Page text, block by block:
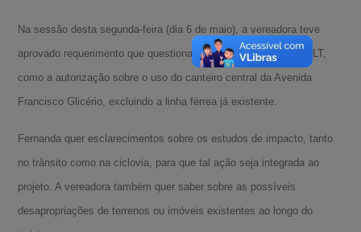
Na sessão desta segunda-feira (dia 6 de maio), a vereadora teve
aprovado requerimento que questiona aspectos do projeto do VLT,
como a autorização sobre o uso do canteiro central da Avenida
Francisco Glicério, excluindo a linha férrea já existente.
Fernanda quer esclarecimentos sobre os estudos de impacto, tanto
no trânsito como na ciclovia, para que tal ação seja integrada ao
projeto. A vereadora também quer saber sobre as possíveis
desapropriações de terrenos ou imóveis existentes ao longo do